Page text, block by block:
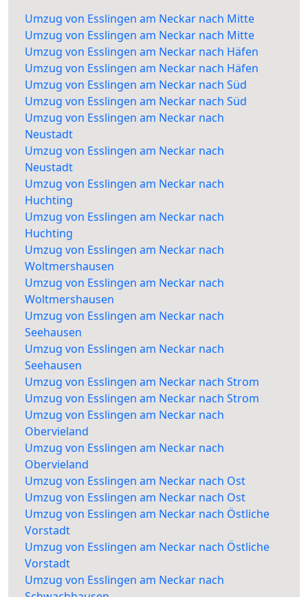
Umzug von Esslingen am Neckar nach Mitte
Umzug von Esslingen am Neckar nach Mitte
Umzug von Esslingen am Neckar nach Häfen
Umzug von Esslingen am Neckar nach Häfen
Umzug von Esslingen am Neckar nach Süd
Umzug von Esslingen am Neckar nach Süd
Umzug von Esslingen am Neckar nach
Neustadt
Umzug von Esslingen am Neckar nach
Neustadt
Umzug von Esslingen am Neckar nach
Huchting
Umzug von Esslingen am Neckar nach
Huchting
Umzug von Esslingen am Neckar nach
Woltmershausen
Umzug von Esslingen am Neckar nach
Woltmershausen
Umzug von Esslingen am Neckar nach
Seehausen
Umzug von Esslingen am Neckar nach
Seehausen
Umzug von Esslingen am Neckar nach Strom
Umzug von Esslingen am Neckar nach Strom
Umzug von Esslingen am Neckar nach
Obervieland
Umzug von Esslingen am Neckar nach
Obervieland
Umzug von Esslingen am Neckar nach Ost
Umzug von Esslingen am Neckar nach Ost
Umzug von Esslingen am Neckar nach Östliche
Vorstadt
Umzug von Esslingen am Neckar nach Östliche
Vorstadt
Umzug von Esslingen am Neckar nach